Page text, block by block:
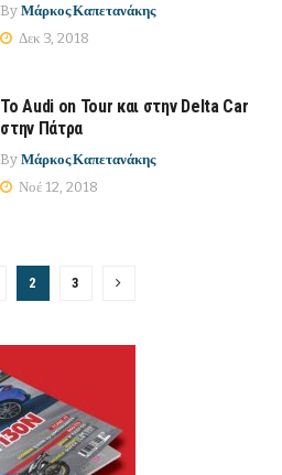
By Μάρκος Καπετανάκης
Δεκ 3, 2018
Το Audi on Tour και στην Delta Car
στην Πάτρα
By Μάρκος Καπετανάκης
Νοέ 12, 2018
2 3